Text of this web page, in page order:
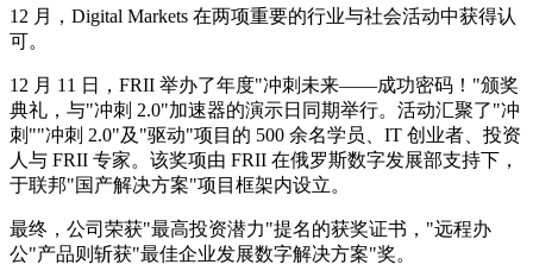
12 月，Digital Markets 在两项重要的行业与社会活动中获得认
可。
12 月 11 日，FRII 举办了年度"冲刺未来——成功密码！"颁奖
典礼，与"冲刺 2.0"加速器的演示日同期举行。活动汇聚了"冲
刺""冲刺 2.0"及"驱动"项目的 500 余名学员、IT 创业者、投资
人与 FRII 专家。该奖项由 FRII 在俄罗斯数字发展部支持下，
于联邦"国产解决方案"项目框架内设立。
最终，公司荣获"最高投资潜力"提名的获奖证书，"远程办
公"产品则斩获"最佳企业发展数字解决方案"奖。